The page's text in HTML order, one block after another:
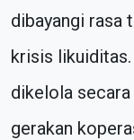
dibayangi rasa
krisis
dikelola
gerakan